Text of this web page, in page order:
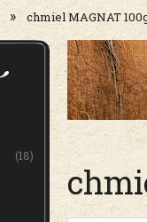
» chmiel MAGNAT
(18)